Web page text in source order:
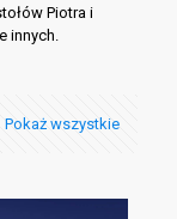
Piotra i
innych.
Pokaż wszystkie